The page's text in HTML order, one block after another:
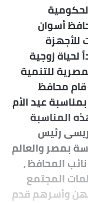
أسوان
للأجهزة
لحياة زوجية
للتنمية
قام محافظ
بمناسبة عيد الأم
المناسبة
رئيس
بمصر والعالم
المحافظ ،
المجتمع
بهن وأسرهم قدم